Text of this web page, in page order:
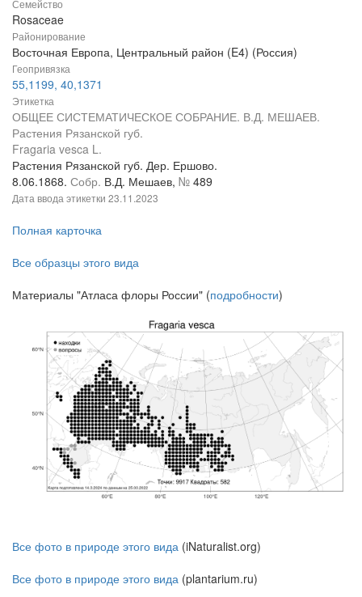
Семейство
Rosaceae
Районирование
Восточная Европа, Центральный район (E4) (Россия)
Геопривязка
55,1199, 40,1371
Этикетка
ОБЩЕЕ СИСТЕМАТИЧЕСКОЕ СОБРАНИЕ. В.Д. МЕШАЕВ.
Растения Рязанской губ.
Fragaria vesca L.
Растения Рязанской губ. Дер. Ершово.
8.06.1868. Собр. В.Д. Мешаев, № 489
Дата ввода этикетки 23.11.2023
Полная карточка
Все образцы этого вида
Материалы "Атласа флоры России" (подробности)
Все фото в природе этого вида (iNaturalist.org)
Все фото в природе этого вида (plantarium.ru)